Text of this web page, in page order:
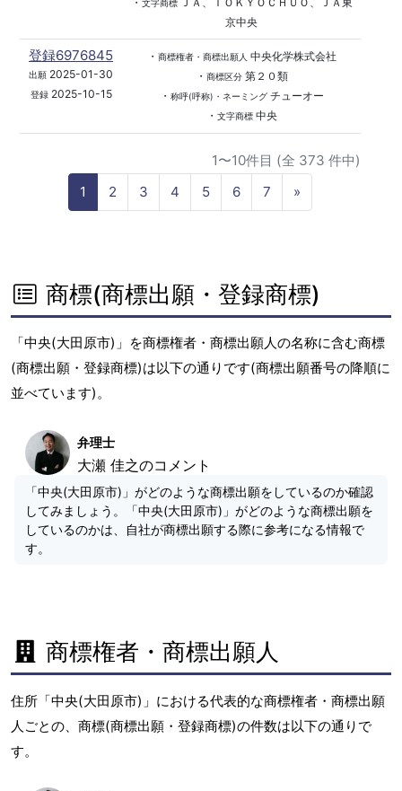
文字商標
京中央
登録6976845
出願 2025-01-30
登録2025-10-15
・ 商標権者・商標出願人 中央化学株式会社
・ 商標区分第２０類
・ 称呼(呼称)・ネーミングチューオー
・ 文字商標中央
1〜10件目 (全 373 件中)
1
2 3 4 5 6 7 »
e
商標(商標出願・登録商標)
「中央(大田原市)」を商標権者・商標出願人の名称に含む商標
(商標出願・登録商標)は以下の通りです(商標出願番号の降順に
並べています)。
弁理士
大瀬 佳之のコメント
「中央(大田原市)」がどのような商標出願をしているのか確認
してみましょう。「中央(大田原市)」がどのような商標出願を
しているのかは、自社が商標出願する際に参考になる情報で
す。
商標権者・商標出願人
住所「中央(大田原市)」における代表的な商標権者・商標出願
人ごとの、商標(商標出願・登録商標)の件数は以下の通りで
す。